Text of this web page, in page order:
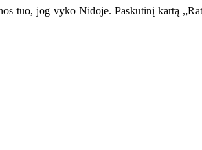
tuo, jog vyko Nidoje. Paskutinį kartą